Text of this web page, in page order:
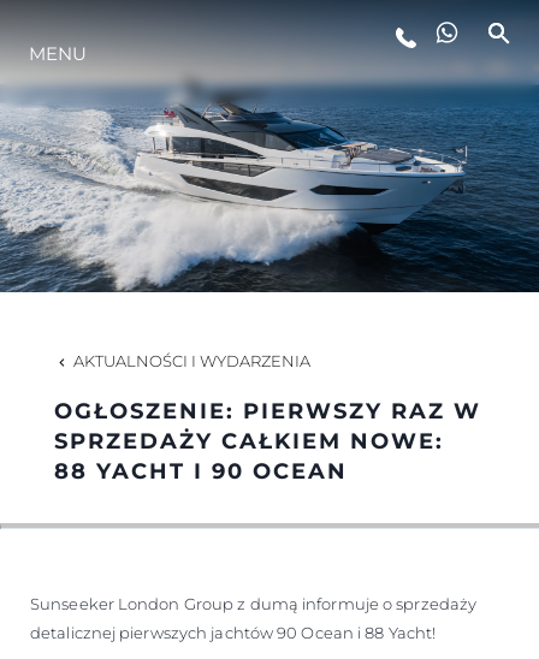
STYL ŻYCIA
INNOWACJA
PRZEDSIĘBIORSTWO
ALGARVE ADVENTURES
MENU
AKTUALNOŚCI I WYDARZENIA
OGŁOSZENIE: PIERWSZY RAZ W
SPRZEDAŻY CAŁKIEM NOWE:
88 YACHT I 90 OCEAN
Sunseeker London Group z dumą informuje o sprzedaży
detalicznej pierwszych jachtów 90 Ocean i 88 Yacht!